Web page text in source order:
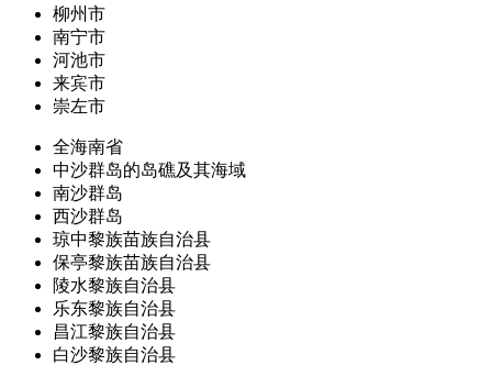
柳州市
南宁市
河池市
来宾市
崇左市
全海南省
中沙群岛的岛礁及其海域
南沙群岛
西沙群岛
琼中黎族苗族自治县
保亭黎族苗族自治县
陵水黎族自治县
乐东黎族自治县
昌江黎族自治县
白沙黎族自治县